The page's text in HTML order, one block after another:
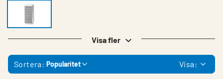
Visa fler
Sortera: Popularitet Visa: